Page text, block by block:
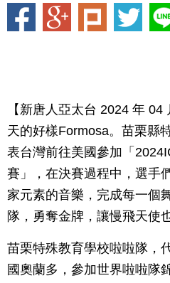
【新唐人亞太台 2024 年
天的好樣Formosa。苗栗縣
表台灣前往美國參加「
賽」，在決賽過程中，選手
家元素的音樂，完成每一個
隊，勇奪金牌，讓慢飛天使
苗栗特殊教育學校啦啦隊，
國奧蘭多，參加世界啦啦隊